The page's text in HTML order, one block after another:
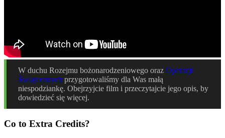
W duchu Rozejmu bożonarodzeniowego oraz Operacji
Świątecznych przygotowaliśmy dla Was małą
niespodziankę. Obejrzyjcie film i przeczytajcie jego opis, by
dowiedzieć się więcej.
Co to Extra Credits?